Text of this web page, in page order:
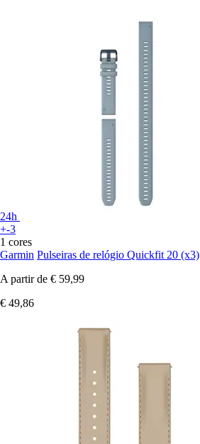
24h
+-3
1 cores
Garmin Pulseiras de relógio Quickfit 20 (x3)
A partir de € 59,99
€ 49,86